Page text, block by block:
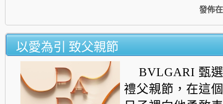
發佈在
以愛為引 致父親節
BVLGARI 甄
禮父親節， 在這